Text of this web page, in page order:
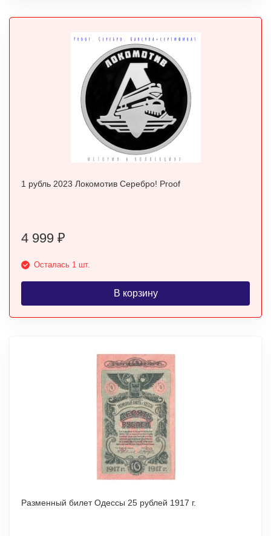
1 рубль 2023 Локомотив Серебро! Proof
4 999 ₽
Осталась 1 шт.
В корзину
Разменный билет Одессы 25 рублей 1917 г.